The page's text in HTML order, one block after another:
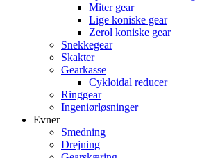
Miter gear
Lige koniske gear
Zerol koniske gear
Snekkegear
Skakter
Gearkasse
Cykloidal reducer
Ringgear
Ingeniørløsninger
Evner
Smedning
Drejning